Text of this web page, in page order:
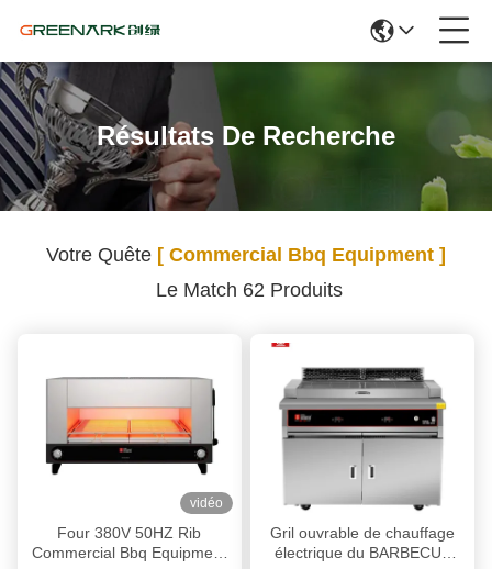
Résultats De Recherche
Votre Quête [ Commercial Bbq Equipment ]
Le Match 62 Produits
vidéo
Four 380V 50HZ Rib
Commercial Bbq Equipment
Gril ouvrable de chauffage
électrique du BARBECUE